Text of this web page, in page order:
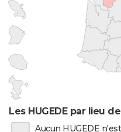
Les HUGEDE par lieu
Aucun HUGEDE